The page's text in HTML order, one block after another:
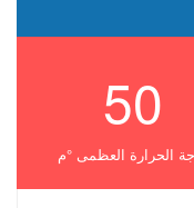
50
الحرارة العظمى °ﻡ